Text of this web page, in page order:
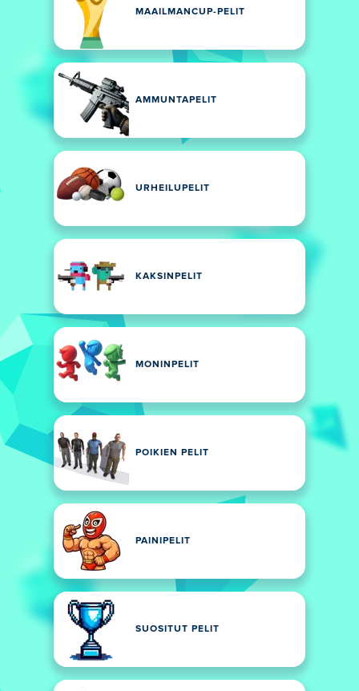
MAAILMANCUP-PELIT
AMMUNTAPELIT
URHEILUPELIT
KAKSINPELIT
MONINPELIT
POIKIEN PELIT
PAINIPELIT
SUOSITUT PELIT